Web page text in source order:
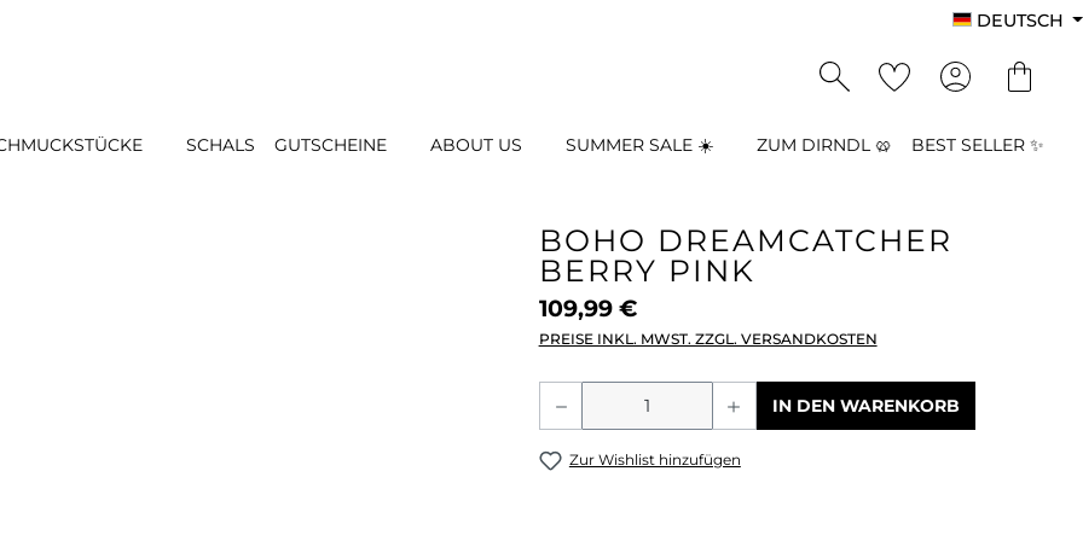
DEUTSCH
SCHALS GUTSCHEINE ABOUT US SUMMER SALE ☀️ ZUM DIRNDL 🥨 BEST SELLER ✨
BOHO DREAMCATCHER
BERRY PINK
109,99 €
PREISE INKL. MWST. ZZGL. VERSANDKOSTEN
Produkt Anzahl: Gib den
IN DEN WARENKORB
Zur Wishlist hinzufügen